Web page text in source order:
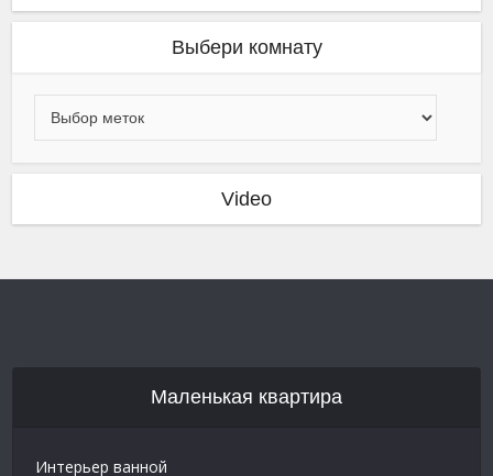
Выбери комнату
Video
Маленькая квартира
Интерьер ванной